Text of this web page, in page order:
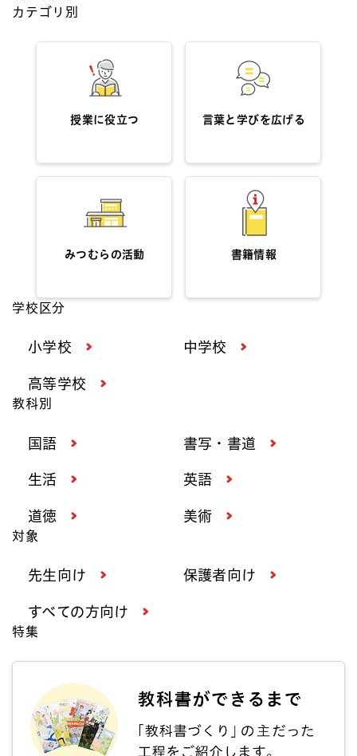
カテゴリ別
授業に役立つ 言葉と学びを広げる
みつむらの活動 書籍情報
学校区分
小学校 中学校
高等学校
教科別
国語 書写・書道
生活 英語
道徳 美術
対象
先生向け 保護者向け
すべての方向け
特集